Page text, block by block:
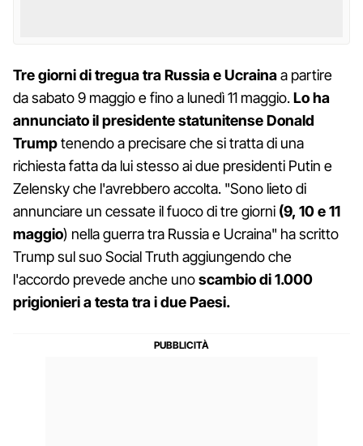
Tre giorni di tregua tra Russia e Ucrainaa partire
da sabato 9 maggio e fino a lunedì 11 maggio.Lo ha
annunciato il presidente statunitense Donald
Trumptenendo a precisare che si tratta di una
richiesta fatta da lui stesso ai due presidenti Putin e
Zelensky che l'avrebbero accolta. "Sono lieto di
annunciare un cessate il fuoco di tre giorni (9, 10 e 11
maggio) nella guerra tra Russia e Ucraina" ha scritto
Trump sul suo Social Truth aggiungendo che
l'accordo prevede anche unoscambio di 1.000
prigionieri a testa tra i due Paesi.